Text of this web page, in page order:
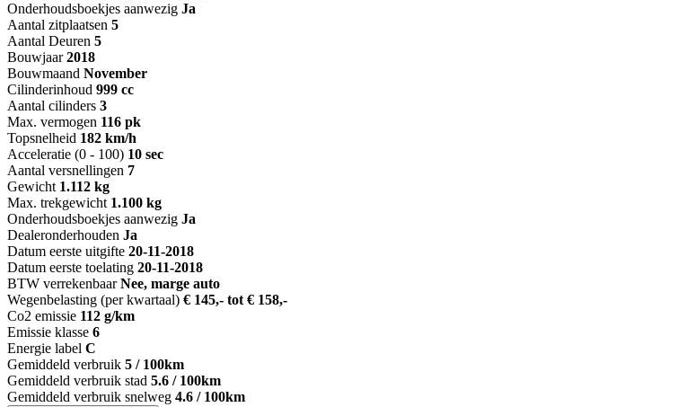
Onderhoudsboekjes aanwezig Ja
Aantal zitplaatsen 5
Aantal Deuren 5
Bouwjaar 2018
Bouwmaand November
Cilinderinhoud 999 cc
Aantal cilinders 3
Max. vermogen 116 pk
Topsnelheid 182 km/h
Acceleratie (0 - 100) 10 sec
Aantal versnellingen 7
Gewicht 1.112 kg
Max. trekgewicht 1.100 kg
Onderhoudsboekjes aanwezig Ja
Dealeronderhouden Ja
Datum eerste uitgifte 20-11-2018
Datum eerste toelating 20-11-2018
BTW verrekenbaar Nee, marge auto
Wegenbelasting (per kwartaal) € 145,- tot € 158,-
Co2 emissie 112 g/km
Emissie klasse 6
Energie label C
Gemiddeld verbruik 5 / 100km
Gemiddeld verbruik stad 5.6 / 100km
Gemiddeld verbruik snelweg 4.6 / 100km